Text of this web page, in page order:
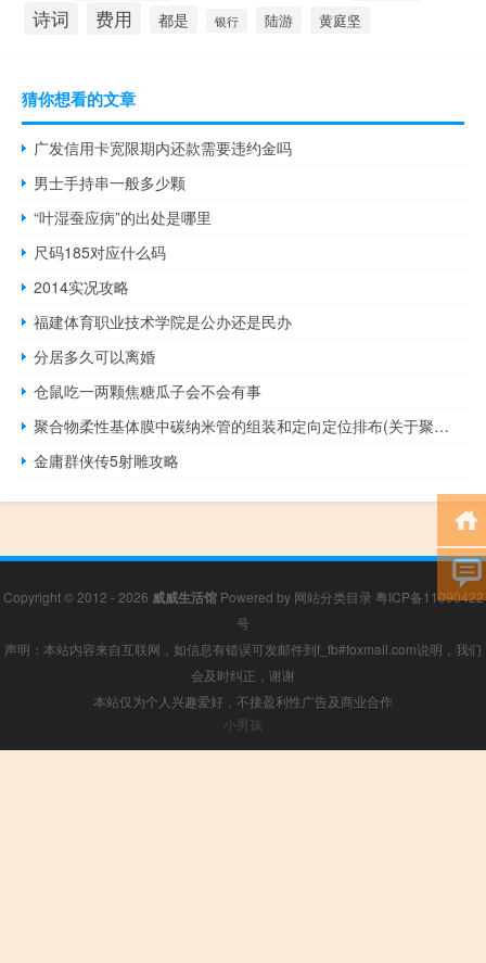
诗词 费用 都是 银行 陆游 黄庭坚
猜你想看的文章
广发信用卡宽限期内还款需要违约金吗
男士手持串一般多少颗
“叶湿蚕应病”的出处是哪里
尺码185对应什么码
2014实况攻略
福建体育职业技术学院是公办还是民办
分居多久可以离婚
仓鼠吃一两颗焦糖瓜子会不会有事
聚合物柔性基体膜中碳纳米管的组装和定向定位排布(关于聚合物柔性基体膜中碳纳米管的组装和定向定位排布简述)
金庸群侠传5射雕攻略
Copyright © 2012 - 2026 威威生活馆Powered by 网站分类目录 粤ICP备11090422
号
声明：本站内容来自互联网，如信息有错误可发邮件到f_fb#foxmail.com说明，我们
会及时纠正，谢谢
本站仅为个人兴趣爱好，不接盈利性广告及商业合作
小男孩